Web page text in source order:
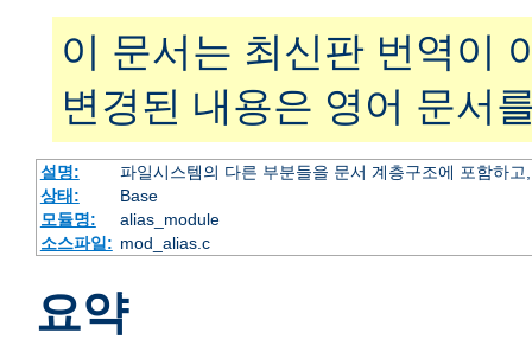
이 문서는 최신판 번역이
변경된 내용은 영어 문서
설명:
파일시스템의 다른 부분들을 문서 계층구조에 포함하
상태:
Base
모듈명:
alias_module
소스파일: mod_alias.c
요약